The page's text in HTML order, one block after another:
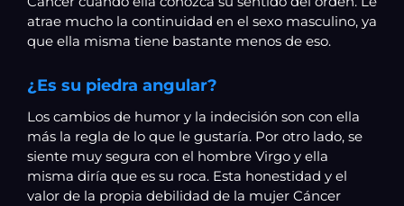
atrae mucho la continuidad en el sexo masculino, ya
que ella misma tiene bastante menos de eso.
¿Es su piedra angular?
Los cambios de humor y la indecisión son con ella
más la regla de lo que le gustaría. Por otro lado, se
siente muy segura con el hombre Virgo y ella
misma diría que es su roca. Esta honestidad y el
valor de la propia debilidad de la mujer Cáncer